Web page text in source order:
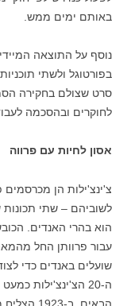
באותם ימים ממש.
נוסף על התוצאה
בפורטוגל ולשתי
סרט שצולם בחקירה
לחוקרים ובהסכמה
אסון לחיות עם פרווה
צ'ינצ'ילות הן מכרסמים
לשוביהם – שתי תכונות
הוא בהרי האנדים.
שועלים באנדים כדי
ה-20 הצ'ינצ'ילות